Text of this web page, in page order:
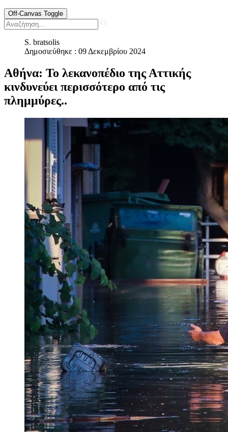
Off-Canvas Toggle
S. bratsolis
Δημοσιεύθηκε : 09 Δεκεμβρίου 2024
Aθήνα: Το λεκανοπέδιο της Αττικής
κινδυνεύει περισσότερο από τις
πλημμύρες..